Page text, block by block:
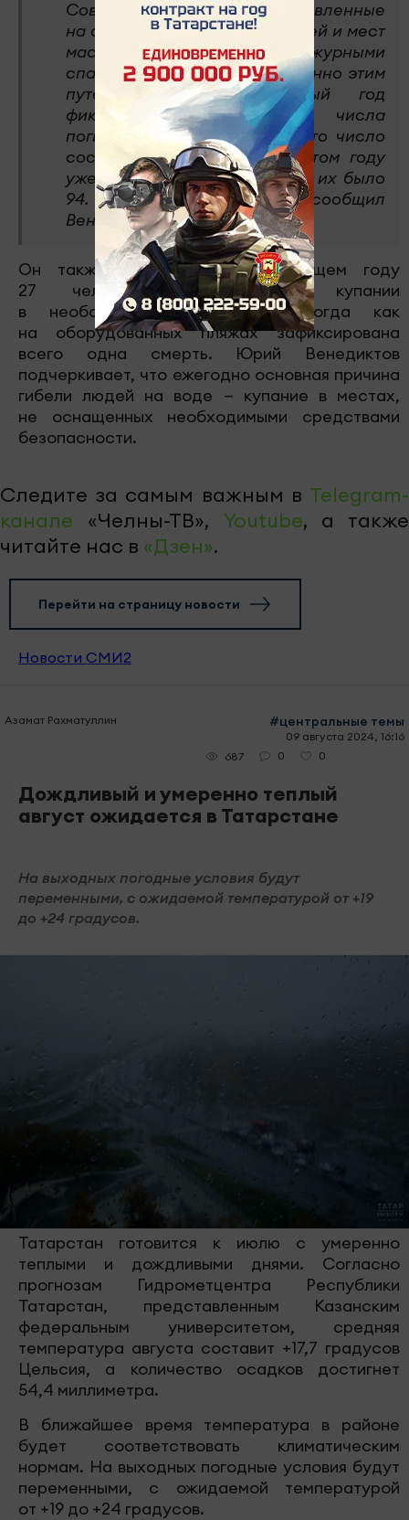
Совета безопасности, направленные
на создание и развитие пляжей и мест
массового отдыха с дежурными
спасательными постами. Именно этим
путем мы идем. Каждый год
фиксируется снижение числа
погибших. В прошлом году это число
составило 82 человека, в этом году
уже 50. В позапрошлом году их было
94. Снижение очевидно,» — сообщил
Венедиктов.
Он также отметил, что в текущем году
27 человек погибло при купании
в необорудованных местах, тогда как
на оборудованных пляжах зафиксирована
всего одна смерть. Юрий Венедиктов
подчеркивает, что ежегодно основная причина
гибели людей на воде — купание в местах,
не оснащенных необходимыми средствами
безопасности.
Следите за самым важным в Telegram-
канале «Челны-ТВ», Youtube, а также
читайте нас в «Дзен».
Перейти на страницу новости
Новости СМИ2
Азамат Рахматуллин #центральные темы
09 августа 2024, 16:16
687
0 0
Дождливый и умеренно теплый
август ожидается в Татарстане
На выходных погодные условия будут
переменными, с ожидаемой температурой от +19
до +24 градусов.
Татарстан готовится к июлю с умеренно
теплыми и дождливыми днями. Согласно
прогнозам Гидрометцентра Республики
Татарстан, представленным Казанским
федеральным университетом, средняя
температура августа составит +17,7 градусов
Цельсия, а количество осадков достигнет
54,4 миллиметра.
В ближайшее время температура в районе
будет соответствовать климатическим
нормам. На выходных погодные условия будут
переменными, с ожидаемой температурой
от +19 до +24 градусов.